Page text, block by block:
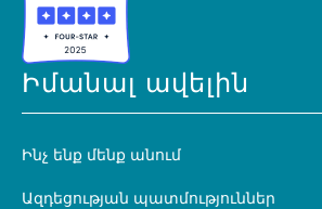
Իմանալ ավելին
Ինչ ենք մենք անում
Ազդեցության պատմություններ